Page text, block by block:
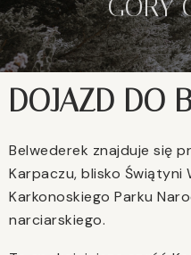
GÓRY
DOJAZD DO
Belwederek znajduje się
Karpaczu, blisko Świątyni
Karkonoskiego Parku
narciarskiego.